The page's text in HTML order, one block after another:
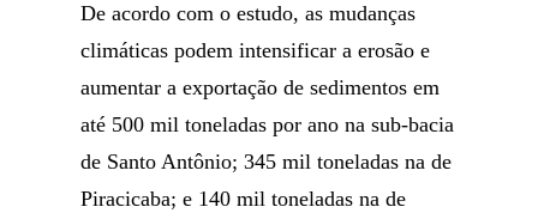
De acordo com o estudo, as mudanças
climáticas podem intensificar a erosão e
aumentar a exportação de sedimentos em
até 500 mil toneladas por ano na sub-bacia
de Santo Antônio; 345 mil toneladas na de
Piracicaba; e 140 mil toneladas na de